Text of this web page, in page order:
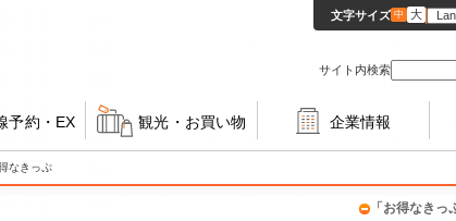
文字サイズ 中 大
サイト内検索
予約・EX 観光・お買い物 企業情報
なきっぷ
「お得なきっ